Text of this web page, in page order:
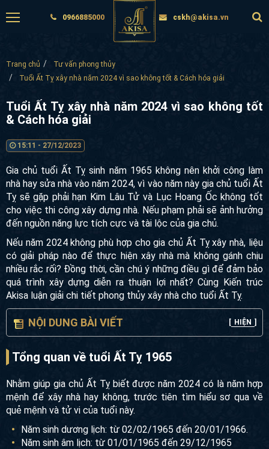
0966885000 cskh@akisa.vn
Trang chủ
Tư vấn phong thủy
Tuổi Ất Tỵ xây nhà năm 2024 vì sao không tốt & Cách hóa giải
Tuổi Ất Tỵ xây nhà năm 2024 vì sao không tốt
& Cách hóa giải
15:11 - 27/12/2023
Gia chủ tuổi Ất Tỵ sinh năm 1965 không nên khởi công làm
nhà hay sửa nhà vào năm 2024, vì vào năm này gia chủ tuổi Ất
Tỵ sẽ gặp phải hạn Kim Lâu Tử và Lục Hoang Ốc không tốt
cho việc thi công xây dựng nhà. Nếu phạm phải sẽ ảnh hưởng
đến nguồn năng lực tích cực và tài lộc của gia chủ.
Nếu năm 2024 không phù hợp cho gia chủ Ất Tỵ xây nhà, liệu
có giải pháp nào để thực hiện xây nhà mà không gánh chịu
nhiều rắc rối? Đồng thời, cần chú ý những điều gì để đảm bảo
quá trình xây dựng diễn ra thuận lợi nhất? Cùng Kiến trúc
Akisa luận giải chi tiết phong thủy xây nhà cho tuổi Ất Tỵ.
NỘI DUNG BÀI VIẾT [ HIỆN ]
Tổng quan về tuổi Ất Tỵ 1965
Nhằm giúp gia chủ Ất Tỵ biết được năm 2024 có là năm hợp
mệnh để xây nhà hay không, trước tiên tìm hiểu sơ qua về
quẻ mệnh và tử vi của tuổi này.
Năm sinh dương lịch: từ 02/02/1965 đến 20/01/1966.
Năm sinh âm lịch: từ 01/01/1965 đến 29/12/1965